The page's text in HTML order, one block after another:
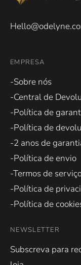
EMPRESA
-Sobre nós
-Central de
-Política de
-Política de
-2 anos de
-Política de envio
-Termos de
-Política de
-Política de
NEWSLETTER
Subscreva para